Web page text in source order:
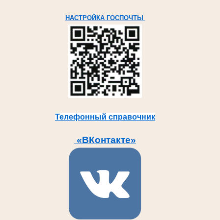
НАСТРОЙКА ГОСПОЧТЫ
Телефонный справочник
«ВКонтакте»